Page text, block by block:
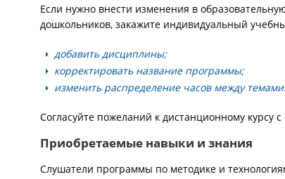
Если нужно внести изменения в
дошкольников, закажите индивидуальный
добавить дисциплины;
корректировать название программы;
изменить распределение часов между темами.
Согласуйте пожеланий к дистанционному курсу
Приобретаемые навыки и знания
Слушатели программы по методике и